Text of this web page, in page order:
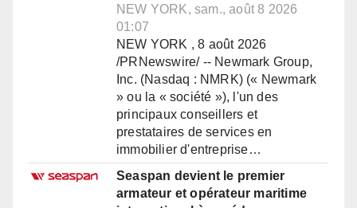
NEW YORK, sam., août 8 2026
01:07
NEW YORK , 8 août 2026
/PRNewswire/ -- Newmark Group,
Inc. (Nasdaq : NMRK) (« Newmark
» ou la « société »), l'un des
principaux conseillers et
prestataires de services en
immobilier d'entreprise…
Seaspan devient le premier
armateur et opérateur maritime